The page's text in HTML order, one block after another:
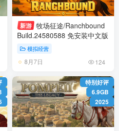
新游 牧场征途/Ranchbound
Build.24580588 免安装中文版
模拟经营
8月7日 124
特别好评
6.9GB
2025